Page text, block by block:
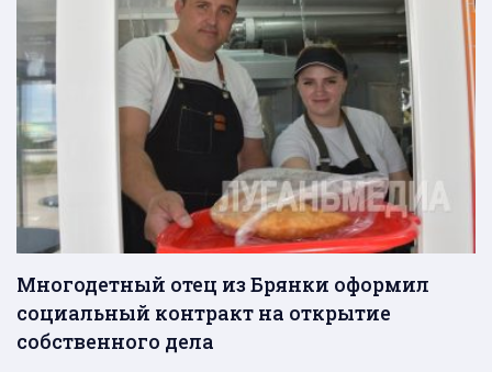
Многодетный отец из Брянки оформил
социальный контракт на открытие
собственного дела